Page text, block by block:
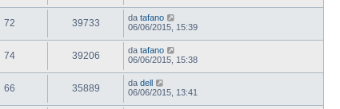
72 39733 da tafano
06/06/2015, 15:39
74 39206 da tafano
06/06/2015, 15:38
66 35889 da dell
06/06/2015, 13:41